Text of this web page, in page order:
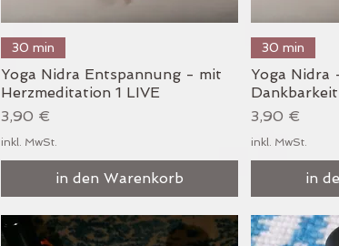
30 min
Yoga Nidra Entspannung - mit
Herzmeditation 1 LIVE
Preis
3,90 €
inkl. MwSt.
in den Warenkorb
30 min
Yoga Nidra
Preis
3,90 €
inkl. MwSt.
in